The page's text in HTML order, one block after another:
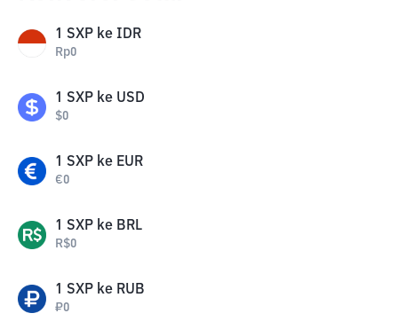
1 SXP ke IDR
Rp0
1 SXP ke USD
$0
1 SXP ke EUR
€0
1 SXP ke BRL
R$0
1 SXP ke RUB
₽0